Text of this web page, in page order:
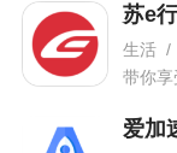
要的疑难信息
育内容，知识
全部为大家免
3、含有大
苏e行
生活 /
带你
爱加